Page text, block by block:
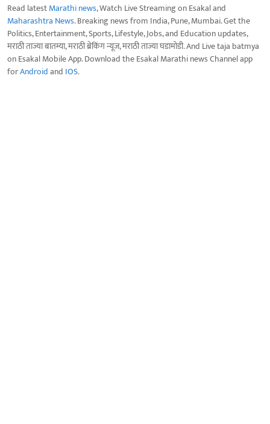
Read latestMarathi news, Watch Live Streaming on Esakal and
Maharashtra News. Breaking news from India, Pune, Mumbai. Get the
Politics, Entertainment, Sports, Lifestyle, Jobs, and Education updates,
मराठी ताज्या बातम्या, मराठी ब्रेकिंग न्यूज, मराठी ताज्या घडामोडी. And Live taja batmya
on Esakal Mobile App. Download the Esakal Marathi news Channel app
forAndroidand IOS.